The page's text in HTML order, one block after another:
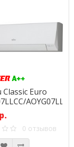
Classic Euro
AOYG07LLCC
0 отзывов